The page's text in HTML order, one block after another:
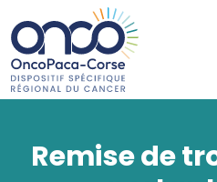
Remise de
Panneau de gestion des